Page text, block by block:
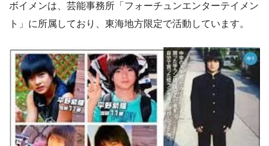
ボイメンは、芸能事務所「フォーチュンエンターテイメン
ト」に所属しており、東海地方限定で活動しています。